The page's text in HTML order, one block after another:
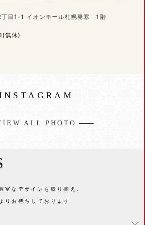
丁目1-1 イオンモール札幌発寒 1階
無休)
ALL PHOTO
富なデザインを取り揃え、
りお待ちしております